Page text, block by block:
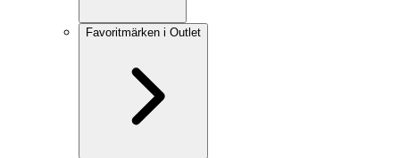
Favoritmärken i Outlet